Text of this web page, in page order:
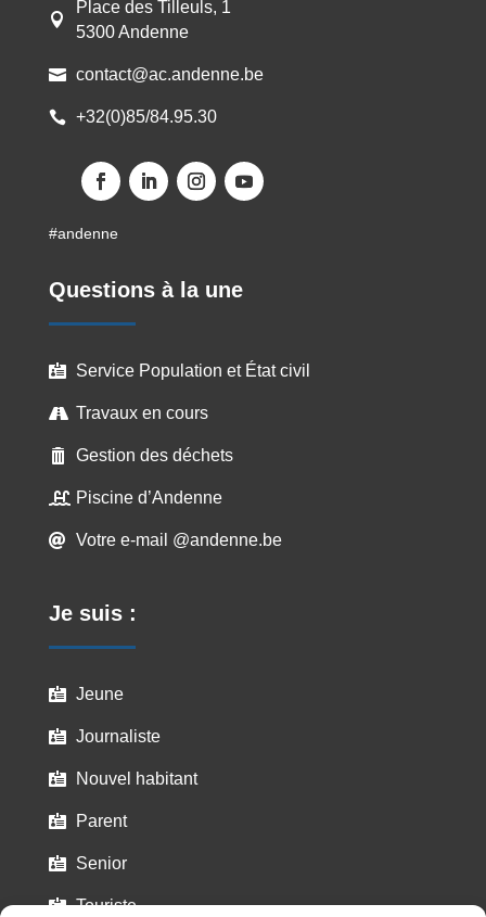

Place des Tilleuls, 1
5300 Andenne
 contact@ac.andenne.be
 +32(0)85/84.95.30
#andenne
Questions à la une
 Service Population et État civil
 Travaux en cours
 Gestion des déchets
 Piscine d’Andenne
 Votre e-mail @andenne.be
Je suis :
 Jeune
 Journaliste
 Nouvel habitant
 Parent
 Senior
 Touriste